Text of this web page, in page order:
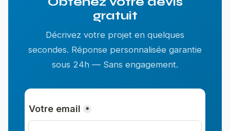
gratuit
Décrivez votre projet en quelques
secondes. Réponse personnalisée garantie
sous 24h — Sans engagement.